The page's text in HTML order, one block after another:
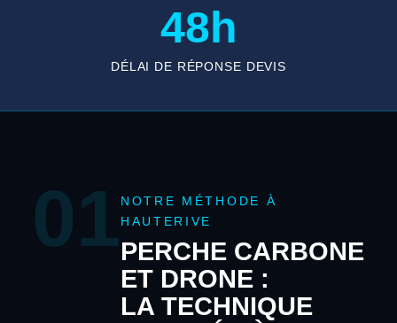
48h
DÉLAI DE RÉPONSE DEVIS
01 NOTRE MÉTHODE À
HAUTERIVE
PERCHE CARBONE
ET DRONE :
LA TECHNIQUE